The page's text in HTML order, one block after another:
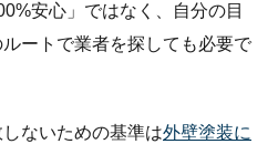
安心」ではなく、自分の目
ートで業者を探しても必要で
ないための基準は外壁塗装に